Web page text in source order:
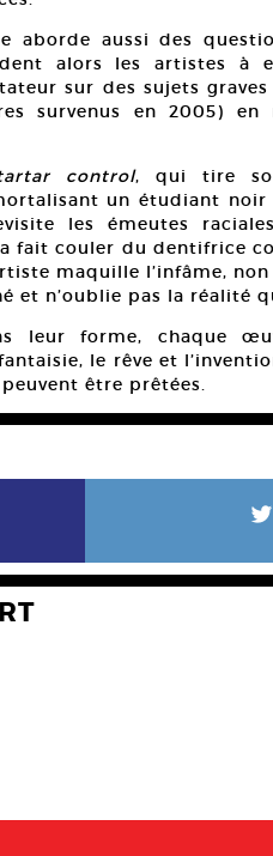
aborde aussi des
alors les artistes à
sur des sujets
survenus en 2005) en
control, qui tire
un étudiant noir
les émeutes
fait couler du dentifrice
maquille l’infâme,
et n’oublie pas la réalité
leur forme, chaque
le rêve et
être prêtées.
L